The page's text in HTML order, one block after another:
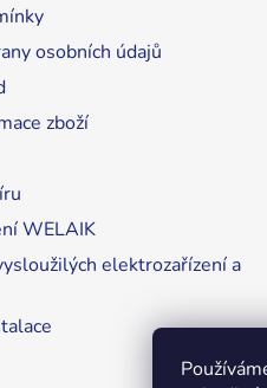
osobních údajů
zboží
WELAIK
elektrozařízení a